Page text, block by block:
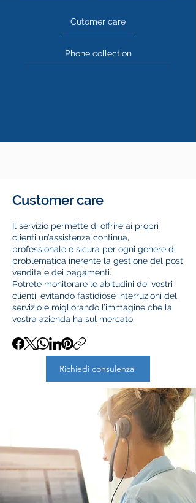
Cutomer care
Phone collection
Customer care
Il servizio permette di offrire ai propri
clienti un’assistenza continua,
professionale e sicura per ogni genere di
problematica inerente la gestione del post
vendita e dei pagamenti.
Potrete monitorare le abitudini dei vostri
clienti, evitando fastidiose interruzioni del
servizio e migliorando l’immagine che la
vostra azienda ha sul mercato.
Richiedi consulenza